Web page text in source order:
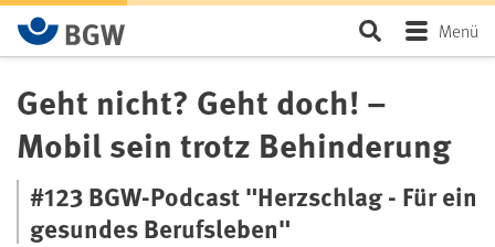
Zum Hauptinhalt springen SeiteMenü
Geht nicht? Geht doch! –
Mobil sein trotz Behinderung
#123 BGW-Podcast "Herzschlag - Für ein
gesundes Berufsleben"